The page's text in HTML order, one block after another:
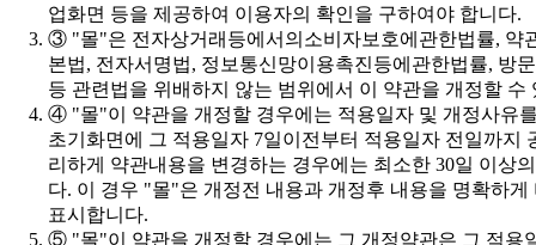
업화면 등을 제공하여 이용자의 확인을 구하여야 합니다.
등 관련법을 위배하지 않는 범위에서 이 약관을 개정할 수
표시합니다.